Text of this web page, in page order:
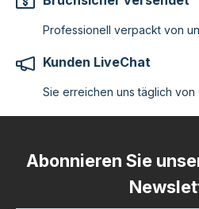
Professionell verpackt von
Kunden LiveChat
Sie erreichen uns täglich von
Abonnieren Sie